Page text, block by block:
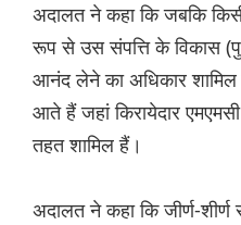
अदालत ने कहा कि जबकि
रूप से उस संपत्ति के विकास
आनंद लेने का अधिकार शामिल
आते हैं जहां किरायेदार
तहत शामिल हैं।
अदालत ने कहा कि जीर्ण-